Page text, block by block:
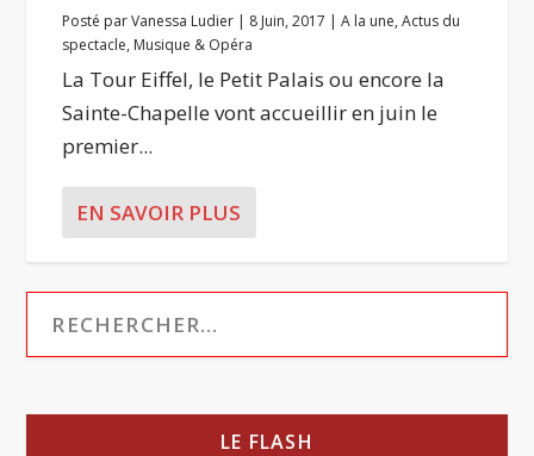
Posté parVanessa Ludier | 8 Juin, 2017 |A la une,Actus du
spectacle, Musique & Opéra
La Tour Eiffel, le Petit Palais ou encore la
Sainte-Chapelle vont accueillir en juin le
premier...
EN SAVOIR PLUS
LE FLASH